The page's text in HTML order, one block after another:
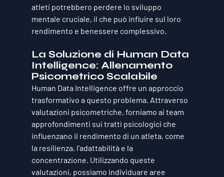
atleti potrebbero perdere lo sviluppo
mentale cruciale, il che può influire sul loro
rendimento e benessere complessivo.
La Soluzione di Human Data
Intelligence: Allenamento
Psicometrico Scalabile
Human Data Intelligence offre un approccio
trasformativo a questo problema. Attraverso
valutazioni psicometriche, forniamo ai team
approfondimenti sui tratti psicologici che
influenzano il rendimento di un atleta, come
la resilienza, l'adattabilità e la
concentrazione. Utilizzando queste
valutazioni, possiamo individuare aree